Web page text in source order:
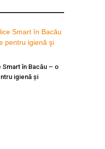
în Bacău – o
igienă şi